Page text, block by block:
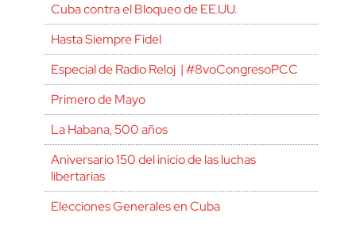
Cuba contra el Bloqueo de EE.UU.
Hasta Siempre Fidel
Especial de Radio Reloj | #8voCongresoPCC
Primero de Mayo
La Habana, 500 años
Aniversario 150 del inicio de las luchas
libertarias
Elecciones Generales en Cuba